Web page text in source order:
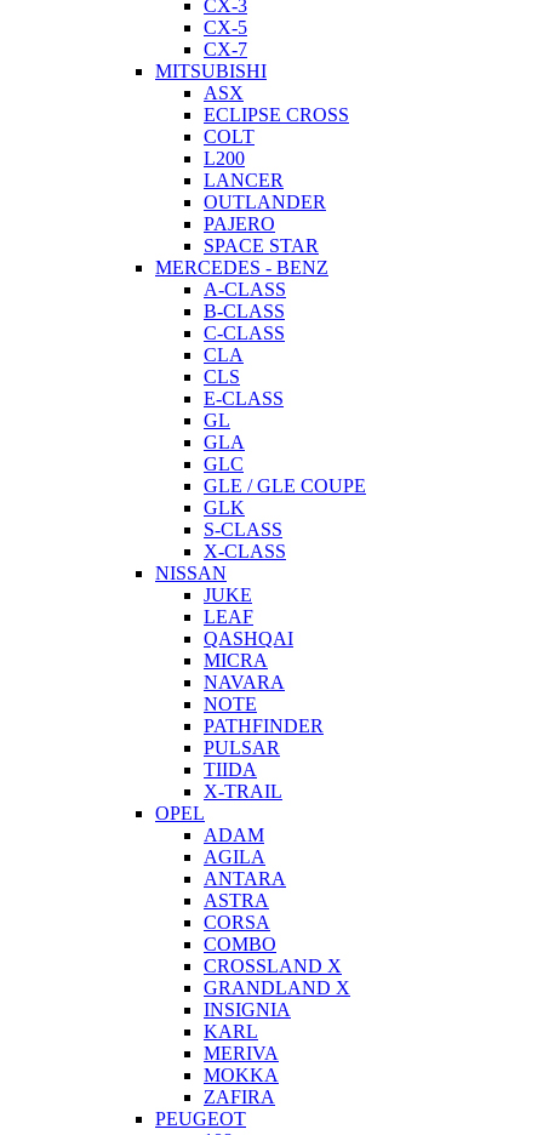
CX-3
CX-5
CX-7
MITSUBISHI
ASX
ECLIPSE CROSS
COLT
L200
LANCER
OUTLANDER
PAJERO
SPACE STAR
MERCEDES - BENZ
A-CLASS
B-CLASS
C-CLASS
CLA
CLS
E-CLASS
GL
GLA
GLC
GLE / GLE COUPE
GLK
S-CLASS
X-CLASS
NISSAN
JUKE
LEAF
QASHQAI
MICRA
NAVARA
NOTE
PATHFINDER
PULSAR
TIIDA
X-TRAIL
OPEL
ADAM
AGILA
ANTARA
ASTRA
CORSA
COMBO
CROSSLAND X
GRANDLAND X
INSIGNIA
KARL
MERIVA
MOKKA
ZAFIRA
PEUGEOT